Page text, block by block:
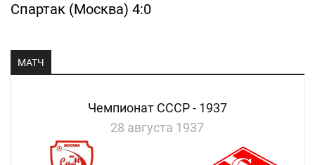
Спартак (Москва) 4:0
МАТЧ
Чемпионат СССР - 1937
28 августа 1937